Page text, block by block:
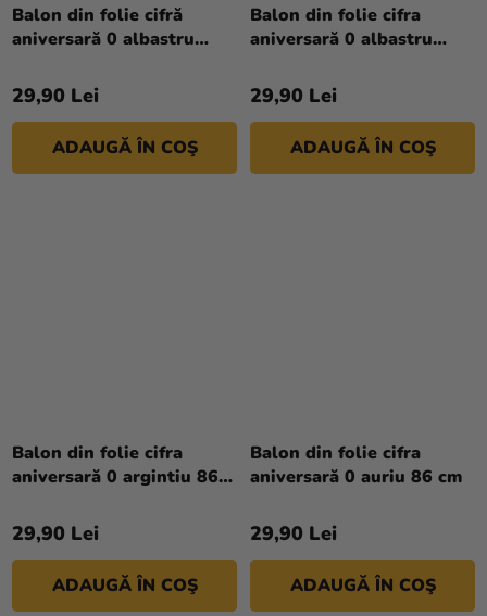
Balon din folie cifră
aniversară 0 albastru
29,90 Lei
ADAUGĂ ÎN COŞ
Balon din folie cifra
aniversară 0 albastru
29,90 Lei
ADAUGĂ ÎN COŞ
Balon din folie cifra
aniversară 0 argintiu 86
29,90 Lei
ADAUGĂ ÎN COŞ
Balon din folie cifra
aniversară 0 auriu 86 cm
29,90 Lei
ADAUGĂ ÎN COŞ